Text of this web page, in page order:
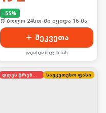
-55%
🛒 ბოლო 24სთ-ში იყიდა 16-მა
შეკვეთა
გადახდა მიღებისას
დღეს ტრენდში საუკეთესო ფასი